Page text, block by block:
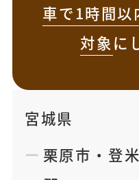
車で1時間以
対象に
宮城県
栗原市 ・ 登